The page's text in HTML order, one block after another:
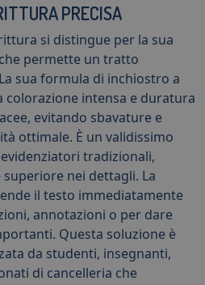
PRECISA
si distingue per la sua
permette un tratto
sua formula di inchiostro a
colorazione intensa e duratura
evitando sbavature e
ottimale. È un validissimo
tradizionali,
nei dettagli. La
il testo immediatamente
annotazioni o per dare
Questa soluzione è
da studenti, insegnanti,
di cancelleria che